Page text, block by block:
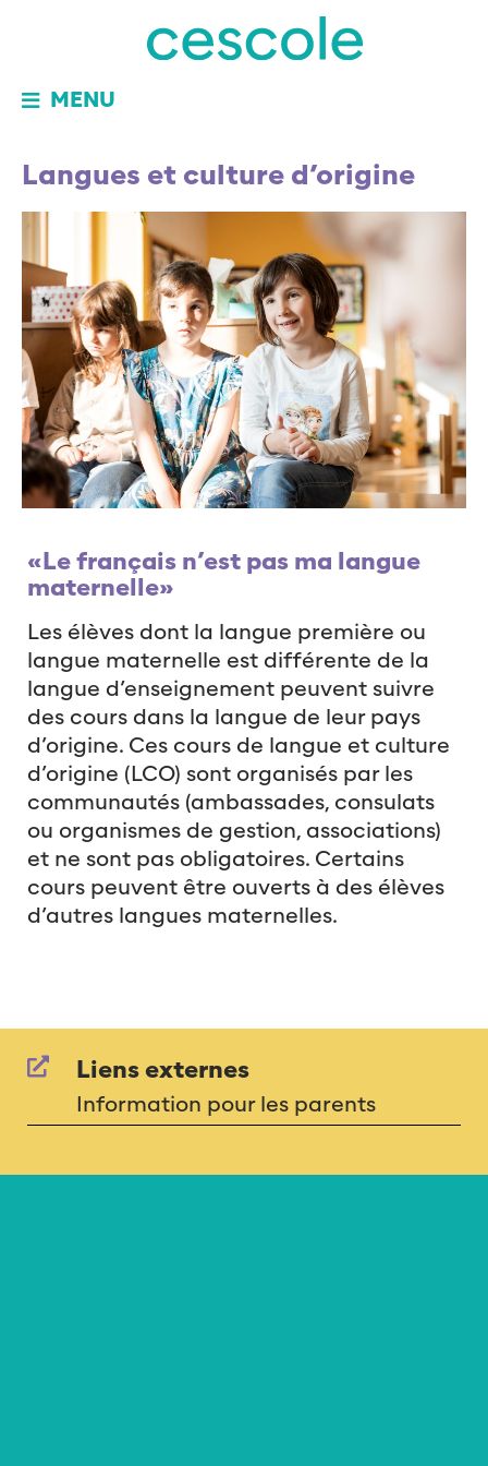
MENU
Langues et culture d’origine
«Le français n’est pas ma langue
maternelle»
Les élèves dont la langue première ou
langue maternelle est différente de la
langue d’enseignement peuvent suivre
des cours dans la langue de leur pays
d’origine. Ces cours de langue et culture
d’origine (LCO) sont organisés par les
communautés (ambassades, consulats
ou organismes de gestion, associations)
et ne sont pas obligatoires. Certains
cours peuvent être ouverts à des élèves
d’autres langues maternelles.
Liens externes
Information pour les parents